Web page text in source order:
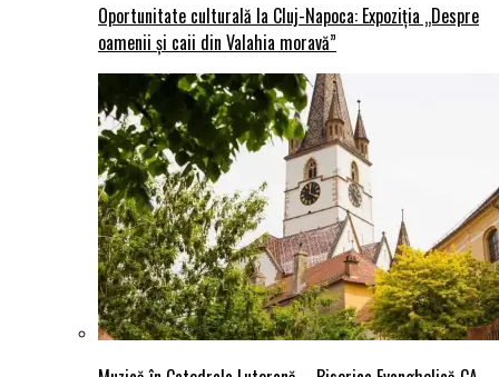
Oportunitate culturală la Cluj-Napoca: Expoziția „Despre
oamenii și caii din Valahia moravă”